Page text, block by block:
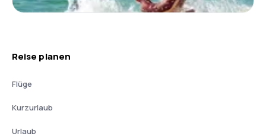
Reise planen
Flüge
Kurzurlaub
Urlaub